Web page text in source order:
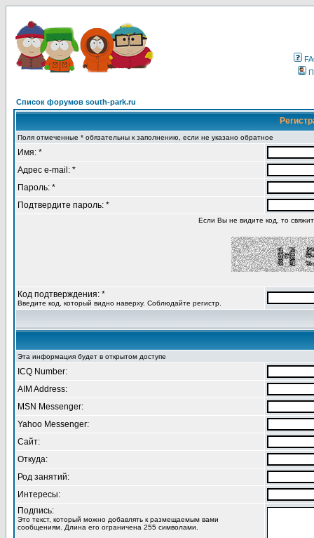
Список форумов south-park.ru
Поля отмеченные * обязательны к заполнению, если не указано обратное
Имя: *
Адрес e-mail: *
Пароль: *
Подтвердите пароль: *
Если Вы не видите код, то
Код подтверждения: *
Введите код, который видно наверху. Соблюдайте регистр.
Эта информация будет в открытом доступе
ICQ Number:
AIM Address:
MSN Messenger:
Yahoo Messenger:
Сайт:
Откуда:
Род занятий:
Интересы:
Подпись:
Это текст, который можно добавлять к размещаемым вами
сообщениям. Длина его ограничена 255 символами.